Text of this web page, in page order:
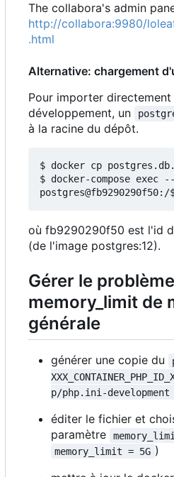
The collabora's admin
http://collabora:9980/
.html
Alternative: chargement
Pour importer
développement, un
à la racine du dépôt.
$ docker cp
$ docker-compose exec
où fb9290290f50 est l'id
(de l'image postgres:12).
Gérer le
memory_limit de
générale
générer une copie du
p/php.ini-
éditer le fichier et
paramètre
memory_limit = 5G )